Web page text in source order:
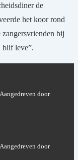
de
het koor rond
bij
blif leve”.
door
door